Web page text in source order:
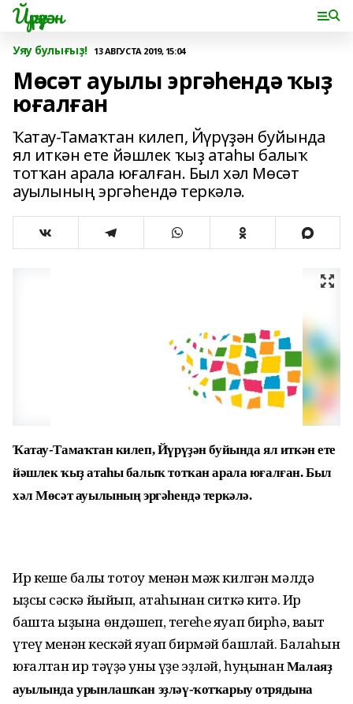
Йүрүҙән
Уяу булығыҙ! 13 АВГУСТА 2019, 15:04
Мөсәт ауылы эргәһендә ҡыҙ
юғалған
Ҡатау-Тамаҡтан килеп, Йүрүҙән буйында
ял иткән ете йәшлек ҡыҙ атаһы балыҡ
тотҡан арала юғалған. Был хәл Мөсәт
ауылының эргәһендә теркәлә.
Ҡатау-Тамаҡтан килеп, Йүрүҙән буйында ял иткән ете
йәшлек ҡыҙ атаһы балыҡ тотҡан арала юғалған. Был
хәл Мөсәт ауылының эргәһендә теркәлә.
Ир кеше балыҡ тотоу менән мәж килгән мәлдә
ҡыҙсыҡ сәскә йыйып, атаһынан ситкә китә. Ир
башта ҡыҙына өндәшеп, тегеһе яуап бирһә, ваҡыт
үтеү менән кескәй яуап бирмәй башлай. Балаһын
юғалтҡан ир тәүҙә уны үҙе эҙләй, һуңынанМалаяҙ
ауылында урынлашҡан эҙләү-ҡотҡарыу отрядына